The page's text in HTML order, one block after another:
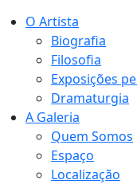
O Artista
Biografia
Filosofia
Exposições
Dramaturgia
A Galeria
Quem Somos
Espaço
Localização